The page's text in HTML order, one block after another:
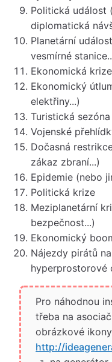
Politická událost
diplomatická
Planetární
vesmírné
Ekonomická krize
Ekonomický
elektřiny...)
Turistická sezóna
Vojenské
Dočasná
zákaz zbraní...)
Epidemie (nebo
Politická krize
Meziplanetární
bezpečnost...)
Ekonomický
Nájezdy pirátů
hyperprostorové
Pro náhodnou
třeba na
obrázkové
http://